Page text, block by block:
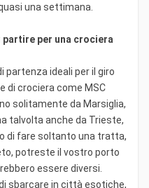
una settimana.
per una crociera
partenza ideali per il giro
di crociera come MSC
solitamente da Marsiglia,
talvolta anche da Trieste,
di fare soltanto una tratta,
potreste il vostro porto
essere diversi.
sbarcare in città esotiche,